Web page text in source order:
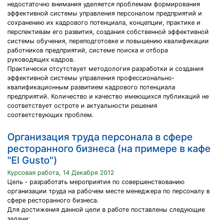
недостаточно внимания уделяется проблемам формирования
эффективной системы управления персоналом предприятий и
сохранению их кадрового потенциала, концепции, практике и
перспективам его развития, создания собственной эффективной
системы обучения, переподготовке и повышению квалификации
работников предприятий, системе поиска и отбора
руководящих кадров.
Практически отсутствует методология разработки и создания
эффективной системы управления профессионально-
квалификационным развитием кадрового потенциала
предприятий. Количество и качество имеющихся публикаций не
соответствует остроте и актуальности решения
соответствующих проблем.
Организация труда персонала в сфере
ресторанного бизнеса (на примере в кафе
"El Gusto")
Курсовая работа, 14 Декабря 2012
Цель - разработать мероприятия по совершенствованию
организации труда на рабочем месте менеджера по персоналу в
сфере ресторанного бизнеса.
Для достижения данной цели в работе поставлены следующие